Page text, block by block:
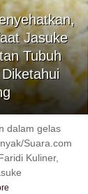
Jasuke
Tubuh
dalam gelas
Suara.com
Kuliner,